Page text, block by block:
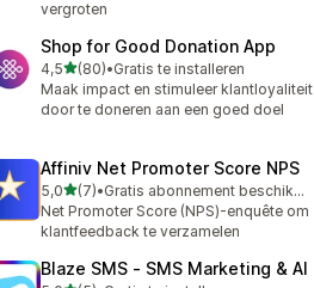
vergroten
Shop for Good Donation App
4,5van 5 sterren
(80)
80 recensies in totaal
•Gratis te installeren
Maak impact en stimuleer klantloyaliteit
door te doneren aan een goed doel
Affiniv Net Promoter Score NPS
5,0van 5 sterren
(7)
7 recensies in totaal
•
Gratis abonnement beschikbaar
Net Promoter Score (NPS)-enquête om
klantfeedback te verzamelen
Blaze SMS ‑ SMS Marketing & AI